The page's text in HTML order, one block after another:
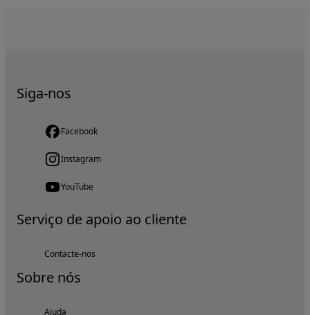
Siga-nos
Facebook
Instagram
YouTube
Serviço de apoio ao cliente
Contacte-nos
Sobre nós
Ajuda